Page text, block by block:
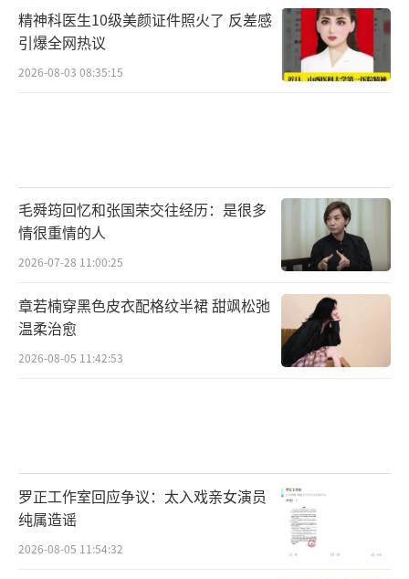
性格，收获了全球50+国家观众的喜爱，全网点
击超300亿，系列电影观影人数也突破了600
万。这部由奥飞团队倾力5年打造的全新作品，
电影《贝肯熊：火星任务》是“倒霉熊”i
p系列电影第三部，将于2023年9月28日上映。
影片由奥飞影业（上海）有限公司、奥飞影业
投资（北京）有限公司、浙江东阳小宇宙影视
传媒有限公司、优酷信息技术（北京）有限公
司出品，上海淘票票影视文化有限公司发行。
01）
精神科医生10级美颜证件照火了 反差感
引爆全网热议
2026-08-03 08:35:15
毛舜筠回忆和张国荣交往经历：是很多
情很重情的人
2026-07-28 11:00:25
章若楠穿黑色皮衣配格纹半裙 甜飒松弛
温柔治愈
2026-08-05 11:42:53
罗正工作室回应争议：太入戏亲女演员
纯属造谣
2026-08-05 11:54:32